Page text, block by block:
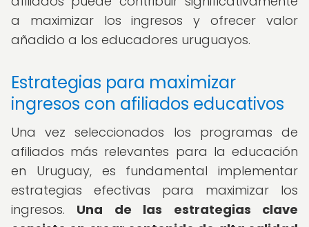
a maximizar los ingresos y ofrecer valor
añadido a los educadores uruguayos.
Estrategias para maximizar
ingresos con afiliados educativos
Una vez seleccionados los programas de
afiliados más relevantes para la educación
en Uruguay, es fundamental implementar
estrategias efectivas para maximizar los
ingresos. Una de las estrategias clave